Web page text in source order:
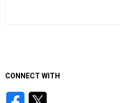
CONNECT WITH